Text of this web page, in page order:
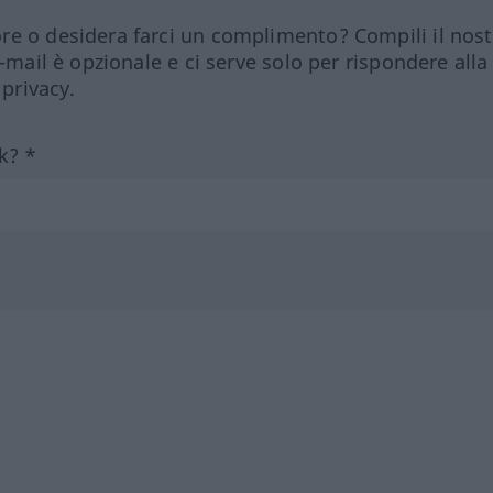
o desidera farci un complimento? Compili il
è opzionale e ci serve solo per rispondere alla
*